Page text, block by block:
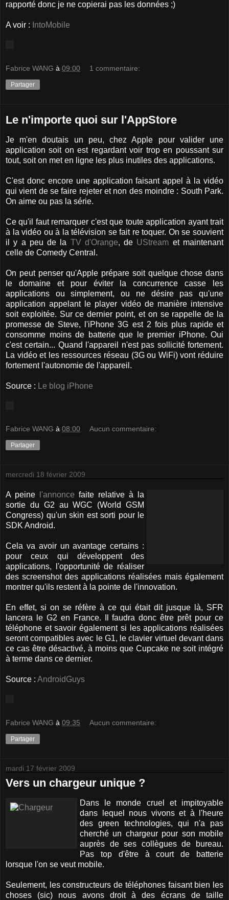
rapporté donc je ne copierai pas les données ;)
A voir : IntoMobile
Fabrice WANG à 09:00 1 commentaire:
Partager
Le n'importe quoi sur l'AppStore
Je m'en doutais un peu, chez Apple pour valider une
application soit on est regardant voir trop en poussant sur
tout, soit on met en ligne les plus inutiles des applications.
C'est donc encore une application faisant appel à la vidéo
qui vient de se faire rejeter et non des moindre : South Park.
On aime ou pas la série.
Ce qu'il faut remarquer c'est que toute application ayant trait
à la vidéo ou à la télévision se fait re toquer. On se souvient
il y a peu de la TV d'Orange, de UStream et maintenant
celle de Comedy Central.
On peut penser qu'Apple prépare soit quelque chose dans
le domaine et pour éviter la concurrence casse les
applications ou simplement, ou ne désire pas qu'une
application appelant le player vidéo de manière intensive
soit exploitée. Sur ce dernier point, et on se rappelle de la
promesse de Steve, l'iPhone 3G est 2 fois plus rapide et
consomme moins de batterie que le premier iPhone. Oui
c'est certain... Quand l'appareil n'est pas sollicité fortement.
La vidéo et les ressources réseau (3G ou WiFi) vont réduire
fortement l'autonomie de l'appareil.
Source : Le blog iPhone
Fabrice WANG à 08:00 Aucun commentaire:
Partager
mercredi 18 février 2009
A peine l'annonce faite relative à la
sortie du G2 au WGC (World GSM
Congress) qu'un skin est sorti pour le
SDK Android.
Cela va avoir un avantage certains :
pour ceux qui développent des
applications, l'opportunité de réaliser
des screenshot des applications réalisées mais également
montrer qu'ils restent à la pointe de l'innovation.
En effet, si on se réfère à ce qui était dit jusque là, SFR
lancera le G2 en France. Il faudra donc être prêt pour ce
téléphone et savoir également si les applications réalisées
seront compatibles avec le G1, le clavier virtuel devant dans
ce cas être désactivé, à moins que Cupcake ne soit intégré
à terme dans ce dernier.
Source : AndroidGuys
Fabrice WANG à 09:35 Aucun commentaire:
Partager
mardi 17 février 2009
Vers un chargeur unique ?
Dans le monde cruel et impitoyable
dans lequel nous vivons et à l'heure
des green technologies, qui n'a pas
cherché un chargeur pour son mobile
auprès de ses collègues de bureau.
Pas top d'être à court de batterie
lorsque l'on se veut mobile.
Seulement, les constructeurs de téléphones faisant bien les
choses (sic) nous avons droit à des écrans de taille